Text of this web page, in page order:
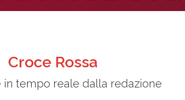
Croce Rossa
in tempo reale dalla redazione